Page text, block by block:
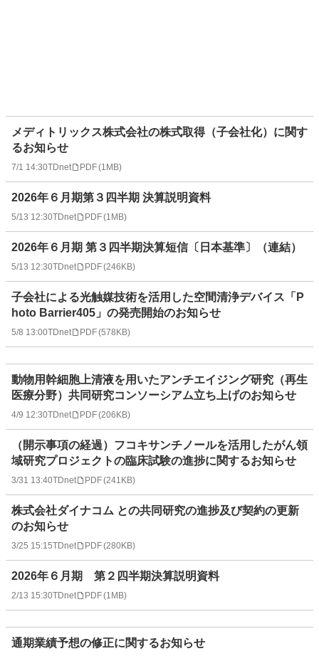
メディトリックス株式会社の株式取得（子会社化）に関す
るお知らせ
7/1 14:30TDnet PDF(1MB)
2026年６月期第３四半期 決算説明資料
5/13 12:30TDnet PDF(1MB)
2026年６月期 第３四半期決算短信〔日本基準〕（連結）
5/13 12:30TDnet PDF(246KB)
子会社による光触媒技術を活用した空間清浄デバイス「P
hoto Barrier405」の発売開始のお知らせ
5/8 13:00TDnet PDF(578KB)
動物用幹細胞上清液を用いたアンチエイジング研究（再生
医療分野）共同研究コンソーシアム立ち上げのお知らせ
4/9 12:30TDnet PDF(206KB)
（開示事項の経過）フコキサンチノールを活用したがん領
域研究プロジェクトの臨床試験の進捗に関するお知らせ
3/31 13:40TDnet PDF(241KB)
株式会社ダイナコム との共同研究の進捗及び契約の更新
のお知らせ
3/25 15:15TDnet PDF(280KB)
2026年６月期 第２四半期決算説明資料
2/13 15:30TDnet PDF(1MB)
通期業績予想の修正に関するお知らせ